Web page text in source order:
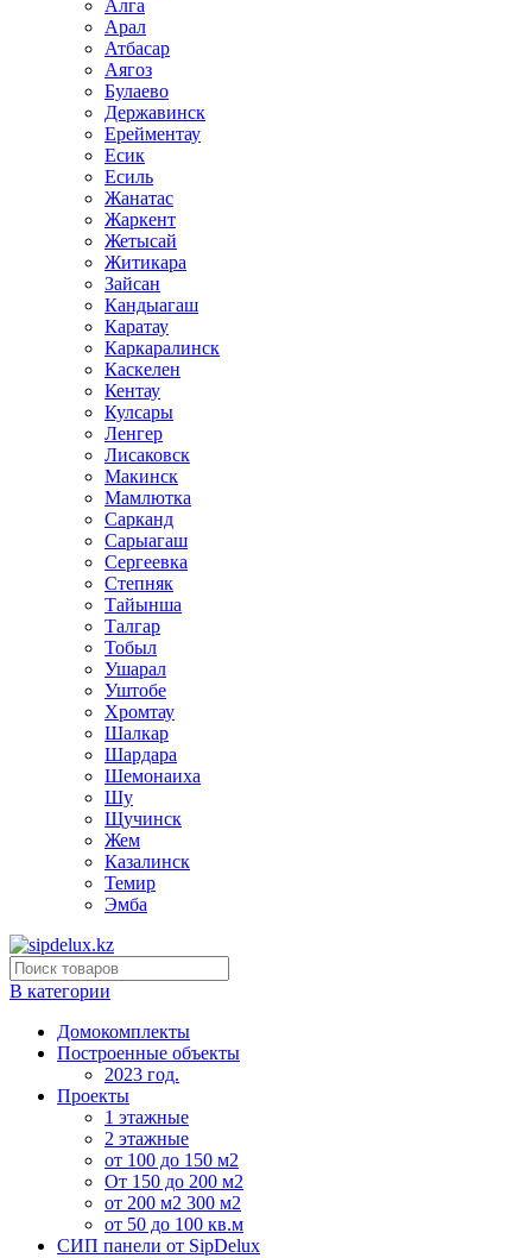
Алга
Арал
Атбасар
Аягоз
Булаево
Державинск
Ерейментау
Есик
Есиль
Жанатас
Жаркент
Жетысай
Житикара
Зайсан
Кандыагаш
Каратау
Каркаралинск
Каскелен
Кентау
Кулсары
Ленгер
Лисаковск
Макинск
Мамлютка
Сарканд
Сарыагаш
Сергеевка
Степняк
Тайынша
Талгар
Тобыл
Ушарал
Уштобе
Хромтау
Шалкар
Шардара
Шемонаиха
Шу
Щучинск
Жем
Казалинск
Темир
Эмба
В категории
Домокомплекты
Построенные объекты
2023 год.
Проекты
1 этажные
2 этажные
от 100 до 150 м2
От 150 до 200 м2
от 200 м2 300 м2
от 50 до 100 кв.м
СИП панели от SipDelux